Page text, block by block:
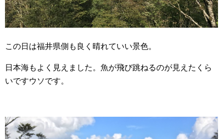
この日は福井県側も良く晴れていい景色。
日本海もよく見えました。魚が飛び跳ねるのが見えたくら
いですウソです。